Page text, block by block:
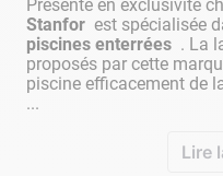
Présente en exclusivité
Stanfor est spécialisée
piscines enterrées . La
proposés par cette
piscine efficacement de
...
Lire